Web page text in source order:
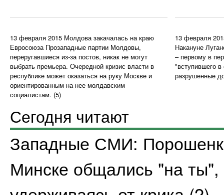
13 февраля 2015 Молдова закачалась на краю
ЕвросоюзаПрозападные партии Молдовы,
переругавшиеся из-за постов, никак не могут
выбрать премьера. Очередной кризис власти в
республике может оказаться на руку Москве и
ориентированным на нее молдавским
социалистам. (5)
13 февраля
Накануне
– первому в
"вступившего
разрушенные
Сегодня читают
Западные СМИ:
Минске общались "на ты",